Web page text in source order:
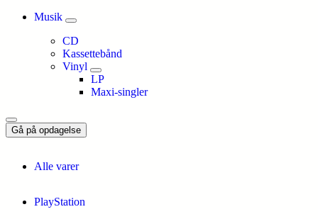
Musik
CD
Kassettebånd
Vinyl
LP
Maxi-singler
Gå på opdagelse
Alle varer
PlayStation